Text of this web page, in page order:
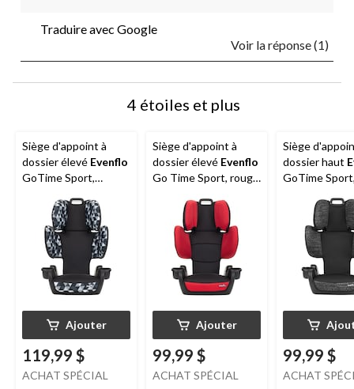
Traduire avec Google
Voir la réponse (1)
4 étoiles et plus
Siège d'appoint à
dossier élevé Evenflo
GoTime Sport,
Ajouter
119,99 $
ACHAT SPÉCIAL
Siège d'appoint à
dossier élevé Evenflo
Go Time Sport, rouge
Ajouter
99,99 $
ACHAT SPÉCIAL
Siège
dossier haut
GoTime
99,99 $
ACHAT